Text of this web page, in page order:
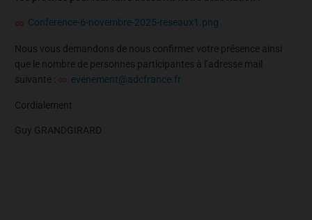
Conference-6-novembre-2025-reseaux1.png
Nous vous demandons de nous confirmer votre présence ainsi
que le nombre de personnes participantes à l’adresse mail
suivante :
evenement@adcfrance.fr
Cordialement
Guy GRANDGIRARD